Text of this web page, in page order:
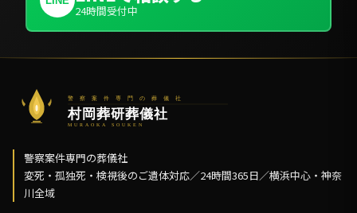
24時間受付中
警察案件専門の葬儀社
変死・孤独死・検視後のご遺体対応／24時間365日／横浜中心・神奈
川全域